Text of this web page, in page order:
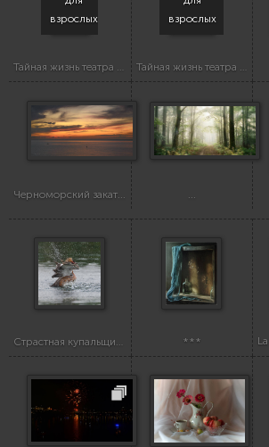
взрослых
Тайная жизнь театра синьора Карабаса
взрослых
Тайная жизнь театра синьора Карабаса
Черноморский закат... ...
Страстная купальщица ***